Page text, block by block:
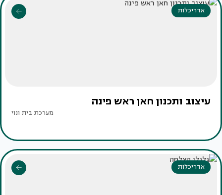
אדריכלות
עיצוב ותכנון חאן ראש פינה
מערכת בית ונוי
אדריכלות